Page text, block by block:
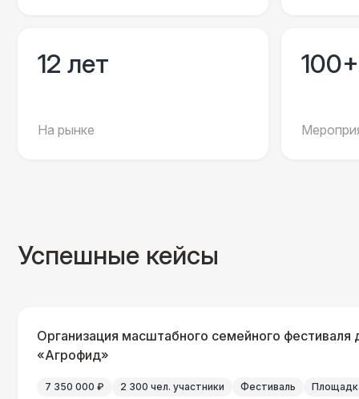
12 лет
На рынке
100+
Успешные кейсы
Организация масштабного семейного фестиваля
«Агрофид»
7 350 000 ₽ 2 300 чел. участники Фестиваль